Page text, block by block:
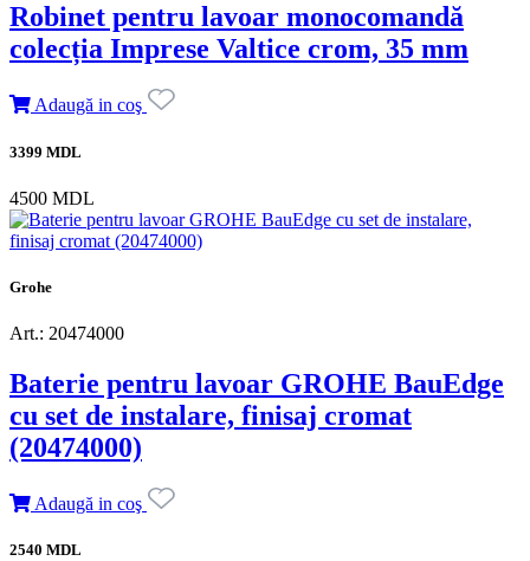
Robinet pentru lavoar monocomandă
colecția Imprese Valtice crom, 35 mm
Adaugă in coş
3399 MDL
4500 MDL
Grohe
Art.: 20474000
Baterie pentru lavoar GROHE BauEdge
cu set de instalare, finisaj cromat
(20474000)
Adaugă in coş
2540 MDL